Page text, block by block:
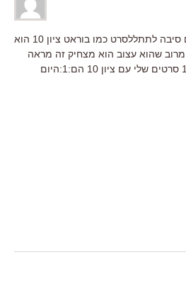
אני חושב שעדן צודק אין שום סיבה לתתללסרט כמו בוראט ציון 10 הוא
שהוא עצוב הוא מצחיק זה מראה
כמה שהאמריקאים בוריםו 19 סרטים שלי עם ציון 10 הם:1:היום